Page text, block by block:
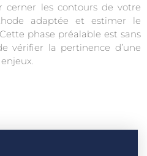
cerner les contours de votre
adaptée et estimer le
phase préalable est sans
vérifier la pertinence d’une